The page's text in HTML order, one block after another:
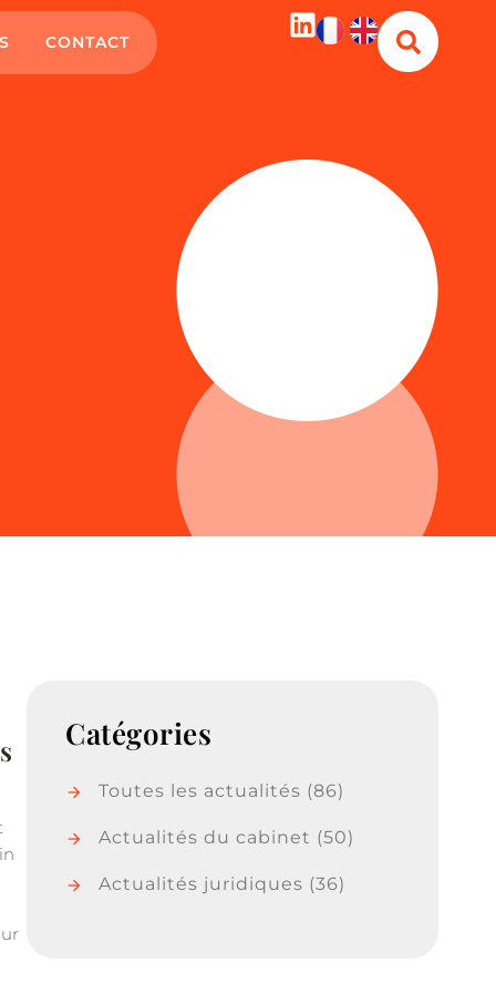
CONTACT
Catégories
Toutes les actualités (86)
Actualités du cabinet (50)
Actualités juridiques (36)